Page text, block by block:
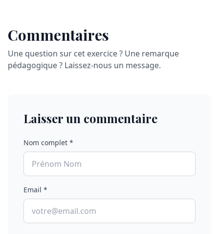
Commentaires
Une question sur cet exercice ? Une remarque
pédagogique ? Laissez-nous un message.
Laisser un commentaire
Nom complet *
Email *